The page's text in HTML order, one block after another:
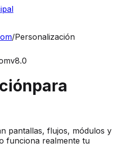
/Personalización
v8.0
para
pantallas, flujos, módulos y
funciona realmente tu